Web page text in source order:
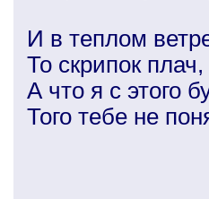
И в теплом
То скрипок
А что я с этого
Того тебе не